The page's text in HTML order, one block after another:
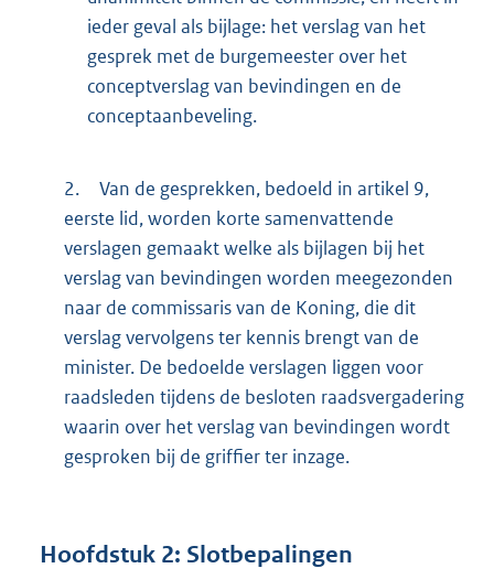
ieder geval als bijlage: het verslag van het
gesprek met de burgemeester over het
conceptverslag van bevindingen en de
conceptaanbeveling.
2.
Van de gesprekken, bedoeld in artikel 9,
eerste lid, worden korte samenvattende
verslagen gemaakt welke als bijlagen bij het
verslag van bevindingen worden meegezonden
naar de commissaris van de Koning, die dit
verslag vervolgens ter kennis brengt van de
minister. De bedoelde verslagen liggen voor
raadsleden tijdens de besloten raadsvergadering
waarin over het verslag van bevindingen wordt
gesproken bij de griffier ter inzage.
Hoofdstuk 2: Slotbepalingen